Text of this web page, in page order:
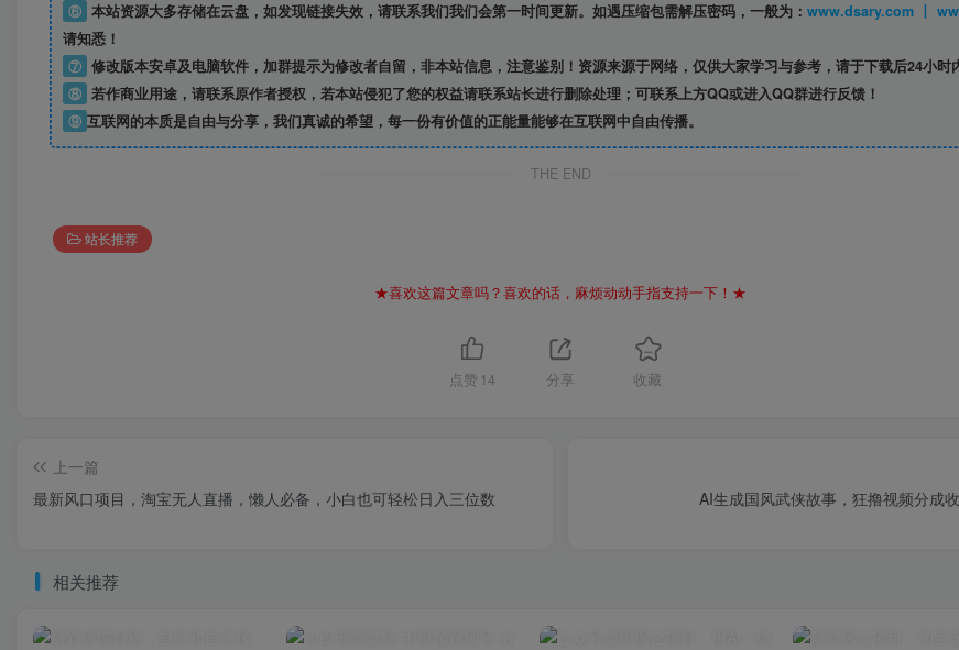
⑥ 本站资源大多存储在云盘，如发现链接失效，请联系我们我们会第一时间更新。如遇压缩包需解压密码，一般为：
请知悉！
⑦ 修改版本安卓及电脑软件，加群提示为修改者自留， 非本站信息，注意鉴别！资源来源于网络，仅供大家学习与参考，请于下载后24小时
⑧ 若作商业用途，请联系原作者授权，若本站侵犯了您的权益请联系站长进行删除处理；可联系上方QQ或进入QQ群进行反馈！
⑨ 互联网的本质是自由与分享，我们真诚的希望，每一份有价值的正能量能够在互联网中自由传播。
THE END
站长推荐
★喜欢这篇文章吗？喜欢的话，麻烦动动手指支持一下！★
点赞 14 分享 收藏
上一篇
最新风口项目，淘宝无人直播，懒人必备，小白也可轻松日入三位数
AI生成国风武侠故事，狂撸视频分成
相关推荐